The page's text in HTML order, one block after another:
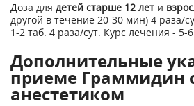
Доза для детей старше 12 лет и
другой в течение 20-30 мин) 4 раза/
1-2 таб. 4 раза/сут. Курс лечения - 5-
Дополнительные
приеме Граммидин
анестетиком